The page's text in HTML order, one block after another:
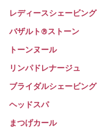
レディースシェービング
バザルト®ストーン
トーンヌール
リンパドレナージュ
ブライダルシェービング
ヘッドスパ
まつげカール